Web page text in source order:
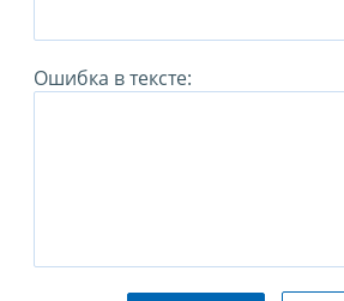
Ошибка в тексте: